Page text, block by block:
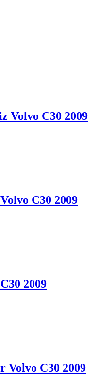
Volvo C30 2009
C30 2009
2009
Volvo C30 2009